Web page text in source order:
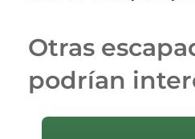
Otras
podrían